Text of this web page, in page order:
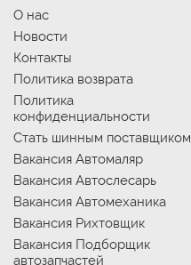
О нас
Новости
Контакты
Политика возврата
Политика
конфиденциальности
Стать шинным поставщиком
Вакансия Автомаляр
Вакансия Автослесарь
Вакансия Автомеханика
Вакансия Рихтовщик
Вакансия Подборщик
автозапчастей